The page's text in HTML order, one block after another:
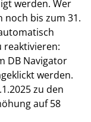
werden. Wer
noch bis zum 31.
reaktivieren:
DB Navigator
werden.
zu den
auf 58